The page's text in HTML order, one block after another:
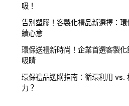
吸！
告別塑膠！客製化禮品新選擇：
續心意
環保送禮新時尚！企業首選客製
吸睛
環保禮品選購指南：循環利用 vs.
力？